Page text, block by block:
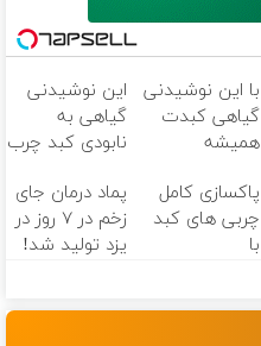
با این نوشیدنی
گیاهی کبدت
همیشه
این نوشیدنی
گیاهی به
نابودی کبد چرب
پاکسازی کامل
چربی های کبد
با
پماد درمان جای
زخم در ۷ روز در
یزد تولید شد!